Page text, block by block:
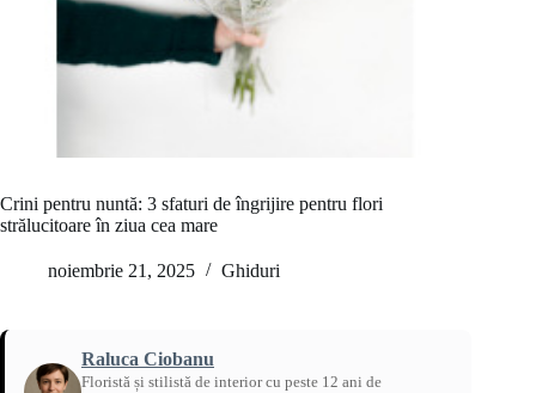
Crini pentru nuntă: 3 sfaturi de îngrijire pentru flori
strălucitoare în ziua cea mare
noiembrie 21, 2025 Ghiduri
Raluca Ciobanu
Floristă și stilistă de interior cu peste 12 ani de